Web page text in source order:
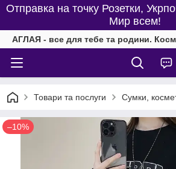
Отправка на точку Розетки,
Мир всем!
АГЛАЯ - все для тебе та родини.
Товари та послуги Сумки,
–10%